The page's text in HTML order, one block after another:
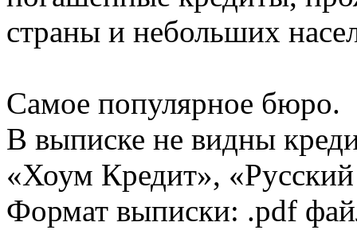
страны и небольших
Самое популярное бюро.
В выписке не видны
«Хоум Кредит»,
Формат выписки: .pdf